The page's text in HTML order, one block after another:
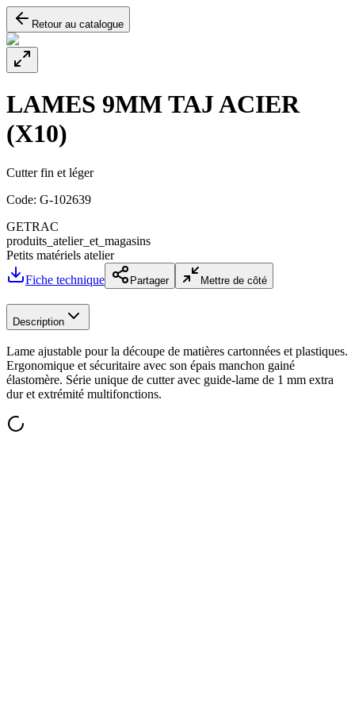
Retour au catalogue
LAMES 9MM TAJ ACIER
(X10)
Cutter fin et léger
Code: G-102639
GETRAC
produits_atelier_et_magasins
Petits matériels atelier
Fiche technique
Partager Mettre de côté
Description
Lame ajustable pour la découpe de matières cartonnées et plastiques.
Ergonomique et sécuritaire avec son épais manchon gainé
élastomère. Série unique de cutter avec guide-lame de 1 mm extra
dur et extrémité multifonctions.